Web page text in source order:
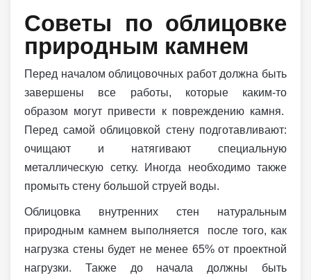
Советы по облицовке
природным камнем
Перед началом облицовочных работ должна быть
завершены все работы, которые каким-то
образом могут привести к повреждению камня.
Перед самой облицовкой стену подготавливают:
очищают и натягивают специальную
металлическую сетку. Иногда необходимо также
промыть стену большой струей воды.
Облицовка внутренних стен натуральным
природным камнем выполняется после того, как
нагрузка стены будет не менее 65% от проектной
нагрузки. Также до начала должны быть